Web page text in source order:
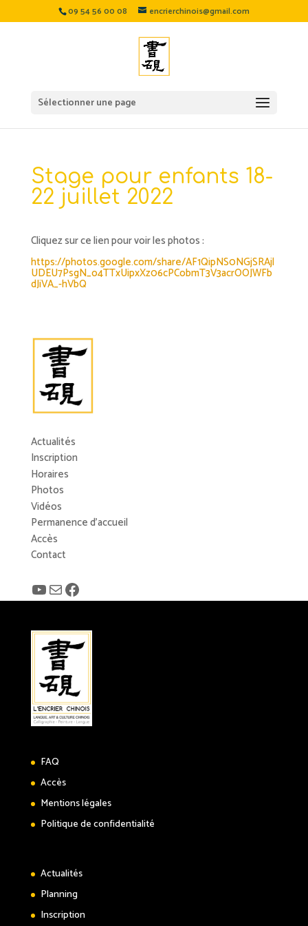
09 54 56 00 08 encrierchinois@gmail.com
Sélectionner une page
Stage pour enfants 18-
22 juillet 2022
Cliquez sur ce lien pour voir les photos :
https://photos.google.com/share/AF1QipNS0NGjSRAjl
UDEU7PsgN_o4TTxUipxXz06cPCobmT3V3acrOOJWFb
dJiVA_-hVbQ
Actualités
Inscription
Horaires
Photos
Vidéos
Permanence d’accueil
Accès
Contact
YouTube
E-mailFacebook
FAQ
Accès
Mentions légales
Politique de confidentialité
Actualités
Planning
Inscription